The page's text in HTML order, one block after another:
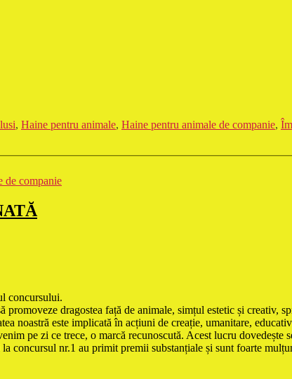
, Haine pentru animale, Haine pentru animale de companie,
de companie
concursului.
dragostea față de animale, simțul estetic și creativ,
noastră este implicată în acțiuni de creație, umanitare,
pe zi ce trece, o marcă recunoscută. Acest lucru dovedește
concursul nr.1 au primit premii substanțiale și sunt foarte